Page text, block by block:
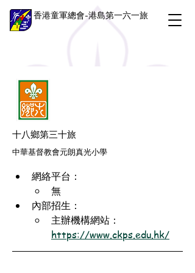
香港童軍總會-港島第一六一旅
十八鄉第三十旅
中華基督教會元朗真光小學
網絡平台：
無
內部招生：
主辦機構網站：
https://www.ckps.edu.hk/